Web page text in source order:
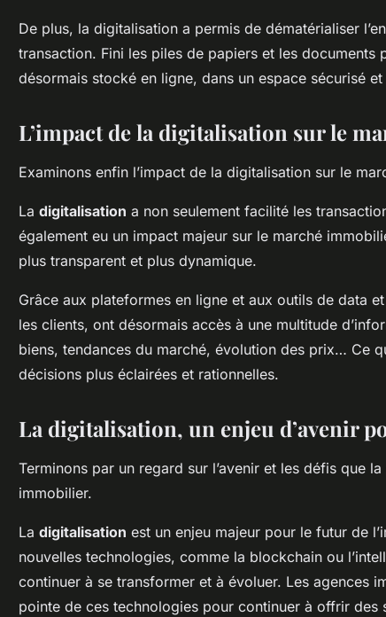
De plus, la digitalisation a permis de dématérialiser
transaction. Fini les piles de papiers et les documents
désormais stocké en ligne, dans un espace sécurisé
L’impact de la digitalisation sur le
Examinons enfin l’impact de la digitalisation sur le
La digitalisation a non seulement facilité les
également eu un impact majeur sur le marché
plus transparent et plus dynamique.
Grâce aux plateformes en ligne et aux outils de data
les clients, ont désormais accès à une multitude
biens, tendances du marché, évolution des prix… Ce
décisions plus éclairées et rationnelles.
La digitalisation, un enjeu d’avenir
Terminons par un regard sur l’avenir et les défis que
immobilier.
La digitalisation est un enjeu majeur pour le futur de
nouvelles technologies, comme la blockchain ou
continuer à se transformer et à évoluer. Les agences
pointe de ces technologies pour continuer à offrir des